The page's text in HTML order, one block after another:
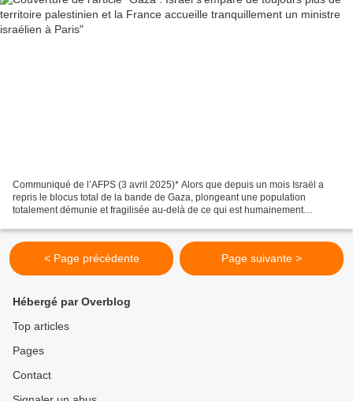
Communiqué de l’AFPS (3 avril 2025)* Alors que depuis un mois Israël a
repris le blocus total de la bande de Gaza, plongeant une population
totalement démunie et fragilisée au-delà de ce qui est humainement
< Page précédente Page suivante >
Hébergé par Overblog
Top articles
Pages
Contact